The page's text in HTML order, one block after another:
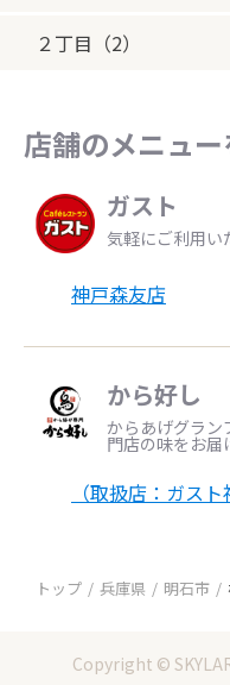
２丁目（2）
店舗のメニュ
ガスト
気軽にご利用い
神戸森友店
から好し
からあげグラン
門店の味をお届
（取扱店：ガスト
トップ 兵庫県 明石市
Copyright ©